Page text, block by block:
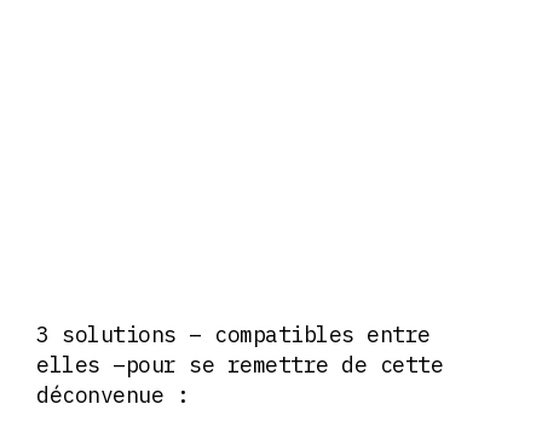
3 solutions – compatibles entre
elles –pour se remettre de cette
déconvenue :